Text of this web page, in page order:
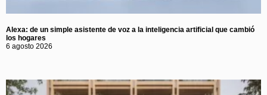
Alexa: de un simple asistente de voz a la inteligencia artificial que cambió
los hogares
6 agosto 2026